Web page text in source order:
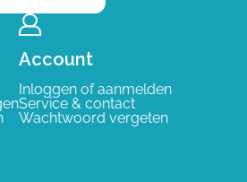
Account
Inloggen of aanmelden
Service & contact
Wachtwoord vergeten